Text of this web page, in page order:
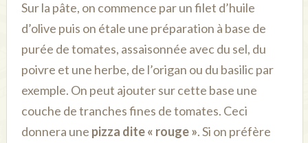
Sur la pâte, on commence par un filet d’huile
d’olive puis on étale une préparation à base de
purée de tomates, assaisonnée avec du sel, du
poivre et une herbe, de l’origan ou du basilic par
exemple. On peut ajouter sur cette base une
couche de tranches fines de tomates. Ceci
donnera une pizza dite « rouge ». Si on préfère